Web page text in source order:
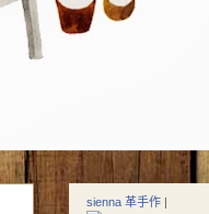
sienna 革手作 |